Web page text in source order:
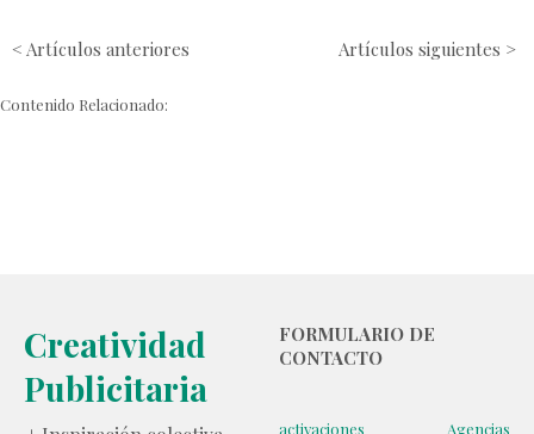
Artículos siguientes >
< Artículos anteriores
Contenido Relacionado:
Creatividad
Publicitaria
FORMULARIO DE
CONTACTO
activaciones Agencias